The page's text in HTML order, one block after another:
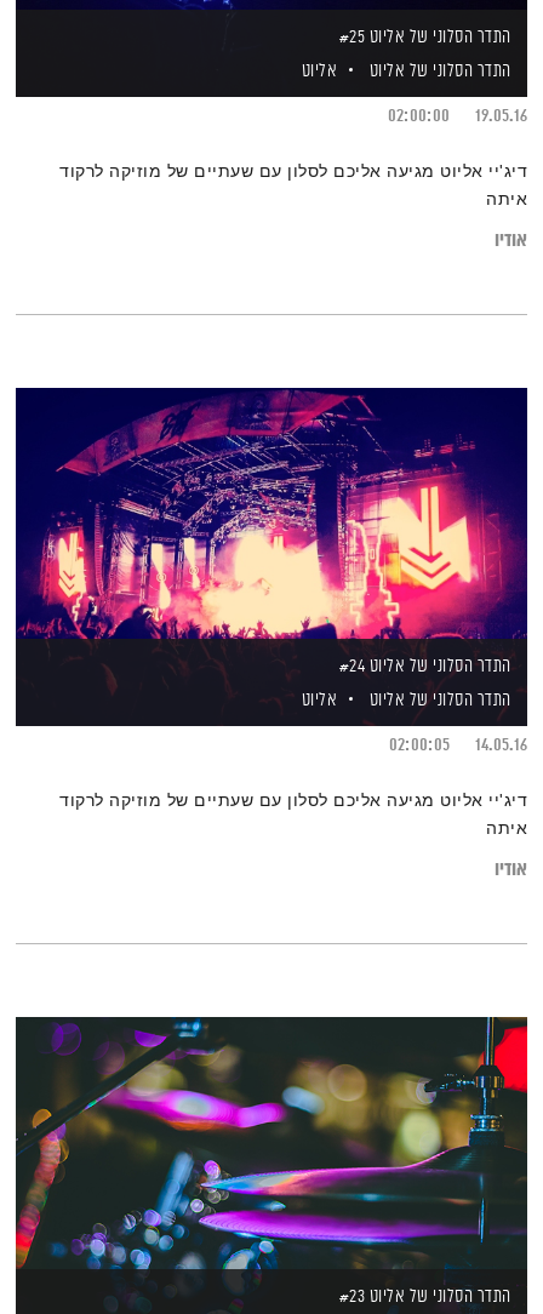
התדר הסלוני של אליוט #25
התדר הסלוני של אליוט
אליוט
19.05.16
02:00:00
דיג'יי אליוט מגיעה אליכם לסלון עם שעתיים של מוזיקה לרקוד
איתה
אודיו
התדר הסלוני של אליוט #24
התדר הסלוני של אליוט
אליוט
14.05.16
02:00:05
דיג'יי אליוט מגיעה אליכם לסלון עם שעתיים של מוזיקה לרקוד
איתה
אודיו
התדר הסלוני של אליוט #23